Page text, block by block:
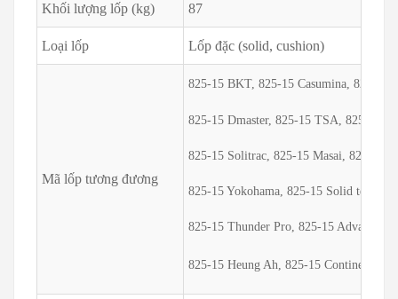
Khối lượng lốp (kg) 87
Loại lốp Lốp đặc (solid, cushion)
Mã lốp tương đương
825-15 BKT, 825-15 Casumina, 825-15
825-15 Dmaster, 825-15 TSA, 825-15
825-15 Solitrac, 825-15 Masai, 825-15
825-15 Yokohama, 825-15 Solid tech,
825-15 Thunder Pro, 825-15 Advance,
825-15 Heung Ah, 825-15 Continental,